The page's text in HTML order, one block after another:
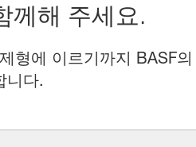
께해 주세요.
형에 이르기까지 BASF
니다.